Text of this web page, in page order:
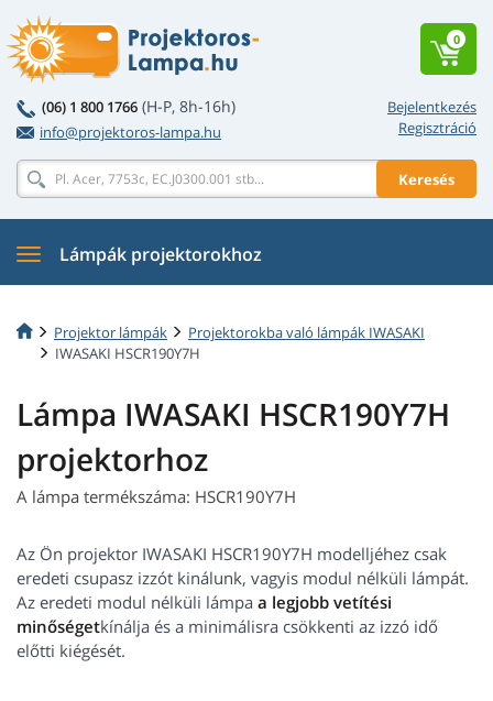
Bejelentkezés
Regisztráció
(06) 1 800 1766 (H-P, 8h-16h)
info@projektoros-lampa.hu
Keresés
0
Lámpák projektorokhoz
Projektor lámpák
Projektorokba való lámpák IWASAKI
IWASAKI HSCR190Y7H
Lámpa IWASAKI HSCR190Y7H
projektorhoz
A lámpa termékszáma: HSCR190Y7H
Az Ön projektor IWASAKI HSCR190Y7H modelljéhez csak
eredeti csupasz izzót kinálunk, vagyis modul nélküli lámpát.
Az eredeti modul nélküli lámpa a legjobb vetítési
minőségetkínálja és a minimálisra csökkenti az izzó idő
előtti kiégését.